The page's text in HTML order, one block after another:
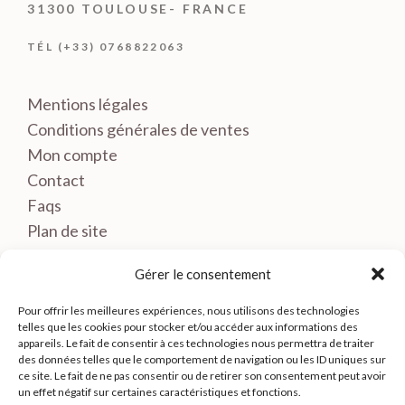
Gérer le consentement
Pour offrir les meilleures expériences, nous utilisons des technologies
telles que les cookies pour stocker et/ou accéder aux informations des
appareils. Le fait de consentir à ces technologies nous permettra de traiter
des données telles que le comportement de navigation ou les ID uniques sur
ce site. Le fait de ne pas consentir ou de retirer son consentement peut avoir
un effet négatif sur certaines caractéristiques et fonctions.
31300 TOULOUSE- FRANCE
TÉL (+33) 0768822063
Mentions légales
Conditions générales de ventes
Mon compte
Contact
Faqs
Plan de site